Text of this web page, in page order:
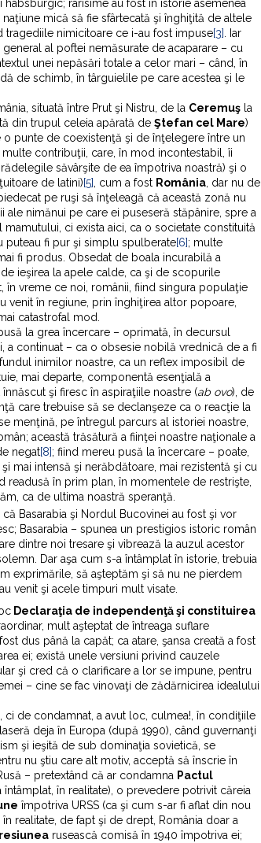
rarisime au fost în istorie asemenea
mică să fie sfârtecată şi înghiţită de altele
tragediile nimicitoare ce i-au fost impuse[3]
. Iar
al poftei nemăsurate de acaparare – cu
unei nepăsări totale a celor mari – când, în
de schimb, în târguielile pe care acestea şi le
situată între Prut şi Nistru, de la Ceremuş la
din trupul celeia apărată de Ştefan cel Mare)
o punte de coexistenţă şi de înţelegere între un
contribuţii, care, în mod incontestabil, îi
săvârşite de ea împotriva noastră) şi o
de latini)[5] , cum a fost România , dar nu de
pe ruşi să înţeleagă că această zonă nu
ale nimănui pe care ei puseseră stăpânire, spre a
ci exista aici, ca o societate constituită
puteau fi pur şi simplu spulberate[6]; multe
fi produs. Obsedat de boala incurabilă a
ieşirea la apele calde, ca şi de scopurile
în vreme ce noi, românii, fiind singura populaţie
venit în regiune, prin înghiţirea altor popoare,
catastrofal mod.
pusă la grea încercare – oprimată, în decursul
a continuat – ca o obsesie nobilă vrednică de a fi
inimilor noastre, ca un reflex imposibil de
mai departe, componentă esenţială a
şi firesc în aspiraţiile noastre (ab ovo), de
care trebuise să se declanşeze ca o reacţie la
menţină, pe întregul parcurs al istoriei noastre,
această trăsătură a fiinţei noastre naţionale a
negat[8]; fiind mereu pusă la încercare – poate,
mai intensă şi nerăbdătoare, mai rezistentă şi cu
readusă în prim plan, în momentele de restrişte,
ca de ultima noastră speranţă.
Basarabia şi Nordul Bucovinei au fost şi vor
Basarabia – spunea un prestigios istoric român
dintre noi tresare şi vibrează la auzul acestor
Dar aşa cum s-a întâmplat în istorie, trebuia
exprimările, să aşteptăm şi să nu ne pierdem
venit şi acele timpuri mult visate.
Declaraţia de independenţă şi constituirea
mult aşteptat de întreaga suflare
dus până la capăt; ca atare, şansa creată a fost
ei; există unele versiuni privind cauzele
şi cred că o clarificare a lor se impune, pentru
– cine se fac vinovaţi de zădărnicirea idealului
de condamnat, a avut loc, culmea!, în condiţiile
deja în Europa (după 1990), când guvernanţi
şi ieşită de sub dominaţia sovietică, se
nu ştiu care alt motiv, acceptă să înscrie în
– pretextând că ar condamna Pactul
întâmplat, în realitate), o prevedere potrivit căreia
împotriva URSS (ca şi cum s-ar fi aflat din nou
realitate, de fapt şi de drept, România doar a
rusească comisă în 1940 împotriva ei;